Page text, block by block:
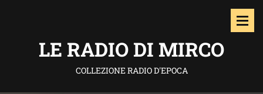
LE RADIO DI MIRCO
COLLEZIONE RADIO D'EPOCA